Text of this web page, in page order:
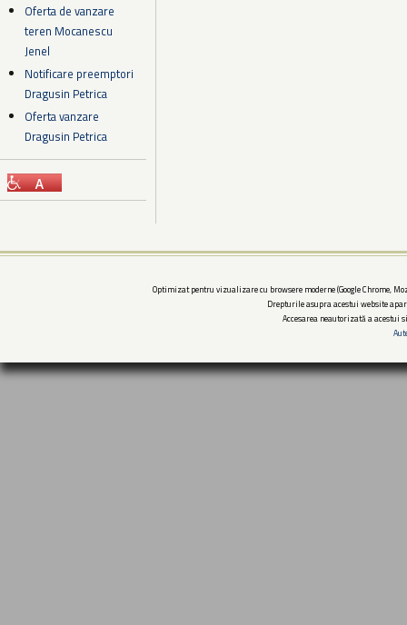
Oferta de vanzare
teren Mocanescu
Jenel
Notificare preemptori
Dragusin Petrica
Oferta vanzare
Dragusin Petrica
Optimizat pentru vizualizare cu browsere moderne (Google Chrome,
Drepturile asupra acestui website
Accesarea neautorizată a acestui